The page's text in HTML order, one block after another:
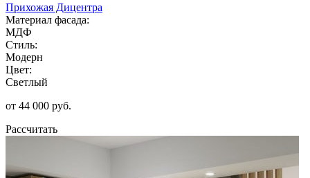
Прихожая Дицентра
Материал фасада:
МДФ
Стиль:
Модерн
Цвет:
Светлый
от 44 000 руб.
Рассчитать